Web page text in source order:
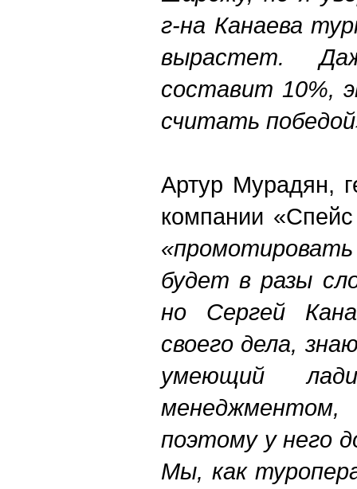
г-на Канаева
вырастет.
составит 10%,
считать
Артур Мурадян,
компании
будет в разы
но Сергей
своего дела,
умеющий
поэтому у него
Мы, как